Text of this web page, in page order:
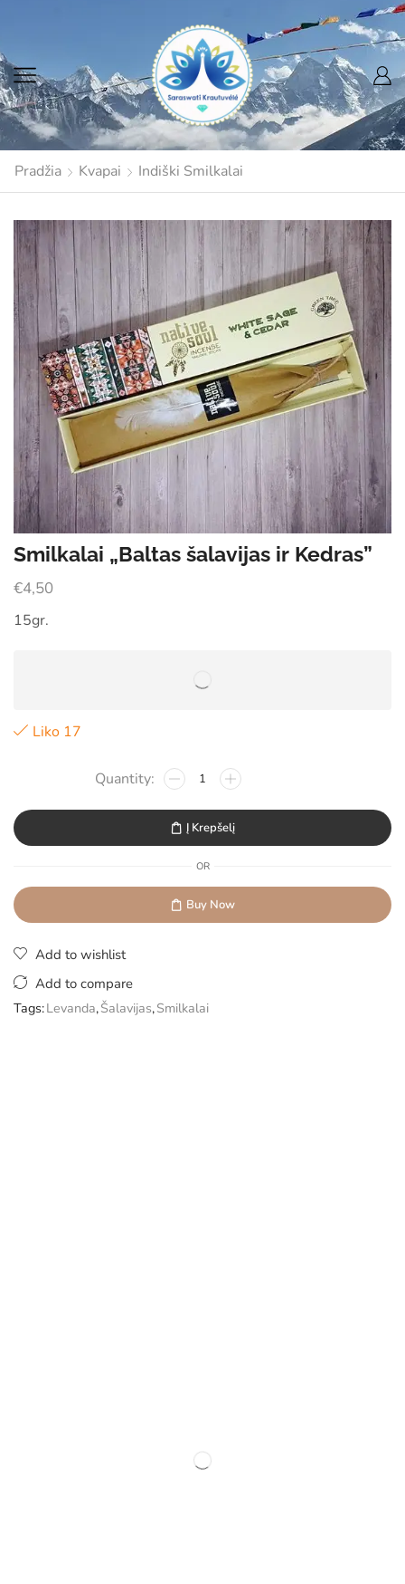
Pradžia Kvapai Indiški Smilkalai
Smilkalai „Baltas šalavijas ir Kedras”
€4,50
15gr.
Liko 17
Į Krepšelį
OR
Buy Now
Add to wishlist
Add to compare
Tags:Levanda,Šalavijas,Smilkalai